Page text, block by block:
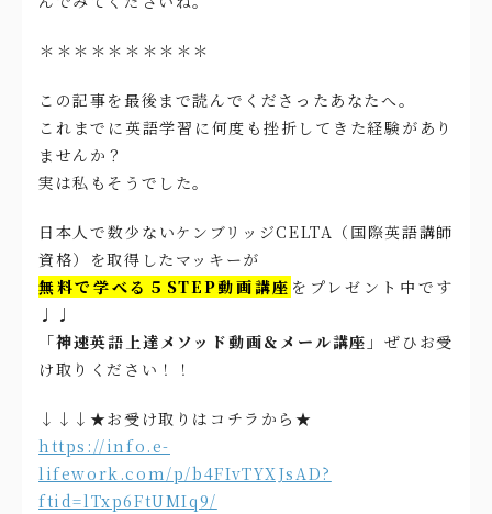
＊＊＊＊＊＊＊＊＊＊
この記事を最後まで読んでくださったあなたへ。
これまでに英語学習に何度も挫折してきた経験があり
ませんか？
実は私もそうでした。
日本人で数少ないケンブリッジCELTA（国際英語講師
資格）を取得したマッキーが
無料で学べる５STEP動画講座 をプレゼント中です
♩♩
「神速英語上達メソッド動画＆メール講座」 ぜひお受
け取りください！！
↓↓↓★お受け取りはコチラから★
https://info.e-
lifework.com/p/b4FIvTYXJsAD?
ftid=lTxp6FtUMIq9/